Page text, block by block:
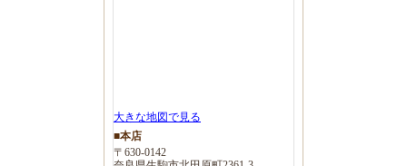
大きな地図で見る
■本店
〒630-0142